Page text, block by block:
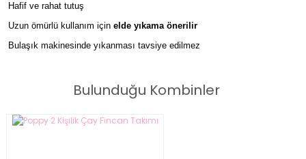
Hafif ve rahat tutuş
Uzun ömürlü kullanım için elde yıkama önerilir
Bulaşık makinesinde yıkanması tavsiye edilmez
Bulunduğu Kombinler